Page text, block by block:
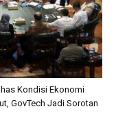
Kondisi Ekonomi
GovTech Jadi Sorotan